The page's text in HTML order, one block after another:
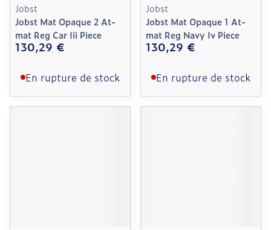
Jobst
Jobst Mat Opaque 2 At-
mat Reg Car Iii Piece
130,29 €
En rupture de stock
Jobst
Jobst Mat Opaque 1 At-
mat Reg Navy Iv Piece
130,29 €
En rupture de stock